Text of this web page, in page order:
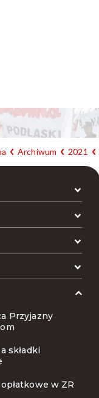
Archiwum 2021
Przyjazny
składki
w ZR